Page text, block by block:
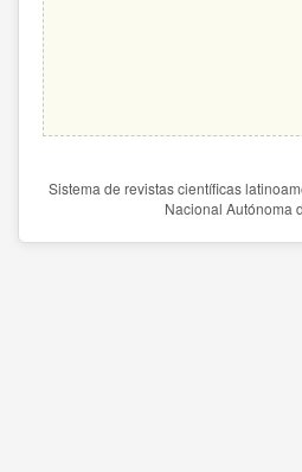
Sistema de revistas científicas
Nacional Autónoma